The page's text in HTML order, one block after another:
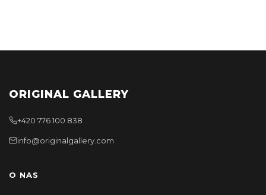
ORIGINAL GALLERY
+420 776 100 838
info@originalgallery.com
O NAS